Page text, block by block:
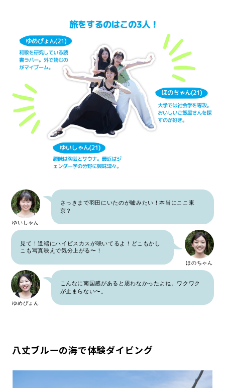
ゆいしゃん
さっきまで羽田にいたのが嘘みたい！本当にここ東
京？
ほのちゃん
見て！道端にハイビスカスが咲いてるよ！どこもかし
こも写真映えで気分上がる〜！
ゆめぴょん
こんなに南国感があると思わなかったよね。ワクワク
が止まらない〜。
八丈ブルーの海で体験ダイビング